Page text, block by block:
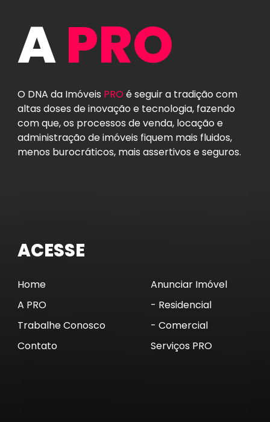
APRO
O DNA da Imóveis PRO é seguir a tradição com
altas doses de inovação e tecnologia, fazendo
com que, os processos de venda, locação e
administração de imóveis fiquem mais fluidos,
menos burocráticos, mais assertivos e seguros.
ACESSE
Home
A PRO
Trabalhe Conosco
Contato
Anunciar Imóvel
- Residencial
- Comercial
Serviços PRO